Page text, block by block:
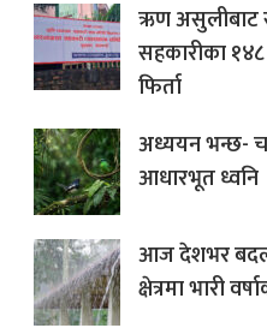
ऋण असुलीबाट
सहकारीका
फिर्ता
अध्ययन भन्छ-
आधारभूत ध्वनि
आज देशभर
क्षेत्रमा भारी